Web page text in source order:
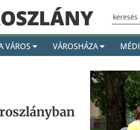
VÁROS VÁROSHÁZA